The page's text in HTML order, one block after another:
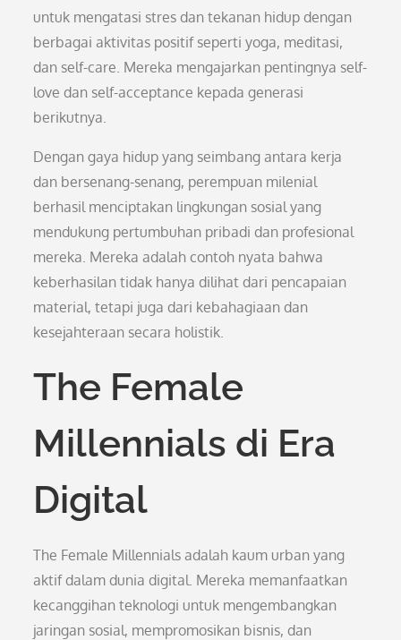
untuk mengatasi stres dan tekanan hidup dengan
berbagai aktivitas positif seperti yoga, meditasi,
dan self-care. Mereka mengajarkan pentingnya self-
love dan self-acceptance kepada generasi
berikutnya.
Dengan gaya hidup yang seimbang antara kerja
dan bersenang-senang, perempuan milenial
berhasil menciptakan lingkungan sosial yang
mendukung pertumbuhan pribadi dan profesional
mereka. Mereka adalah contoh nyata bahwa
keberhasilan tidak hanya dilihat dari pencapaian
material, tetapi juga dari kebahagiaan dan
kesejahteraan secara holistik.
The Female
Millennials di Era
Digital
The Female Millennials adalah kaum urban yang
aktif dalam dunia digital. Mereka memanfaatkan
kecanggihan teknologi untuk mengembangkan
jaringan sosial, mempromosikan bisnis, dan